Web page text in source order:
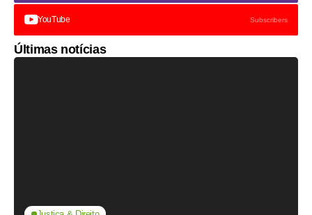
YouTube Subscribers
Últimas notícias